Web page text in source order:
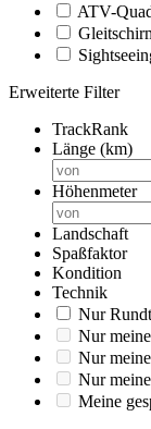
ATV-
Erweiterte Filter
TrackRank
Länge (km)
Höhenmeter
Landschaft
Spaßfaktor
Kondition
Technik
Nur
Nur
Nur
Nur
Meine